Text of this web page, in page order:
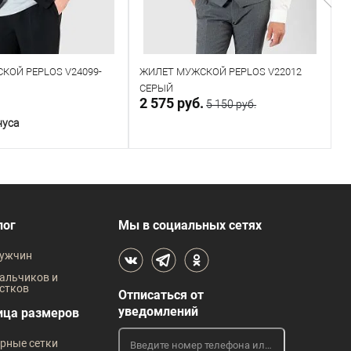
PEPLOS V24099-
корзину
ЖИЛЕТ МУЖСКОЙ PEPLOS V22012
СЕРЫЙ
2 575 руб. 5 150 руб.
В корзину
В наличии
Размер одежды
108
Рост
и
размеров
сетки
Мы в социальных сетях
Отписаться от
уведомлений